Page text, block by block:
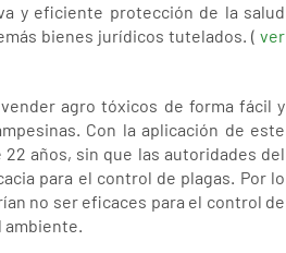
y eficiente protección de la salud
bienes jurídicos tutelados. ( ver
agro tóxicos de forma fácil y
Con la aplicación de este
años, sin que las autoridades del
para el control de plagas. Por lo
no ser eficaces para el control de
ambiente.